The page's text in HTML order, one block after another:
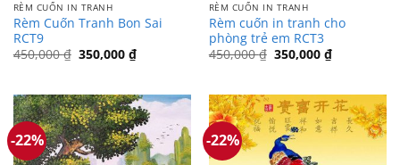
RÈM CUỐN IN TRANH
Rèm Cuốn Tranh Bon Sai
RCT9
450,000₫ Giá
350,000 ₫Giá
hiện
350,000 ₫.
RÈM CUỐN IN TRANH
Rèm cuốn in tranh cho
phòng trẻ em RCT3
450,000₫ Giá
350,000 ₫Giá
hiện
350,000 ₫.
-22% -22%